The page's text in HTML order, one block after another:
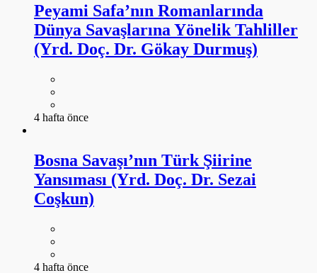
Peyami Safa’nın Romanlarında
Dünya Savaşlarına Yönelik Tahliller
(Yrd. Doç. Dr. Gökay Durmuş)
4 hafta önce
Bosna Savaşı’nın Türk Şiirine
Yansıması (Yrd. Doç. Dr. Sezai
Coşkun)
4 hafta önce